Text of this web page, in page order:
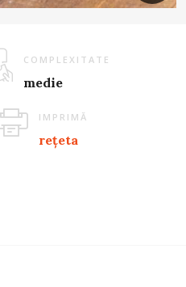
COMPLEXITATE
medie
IMPRIMĂ
rețeta